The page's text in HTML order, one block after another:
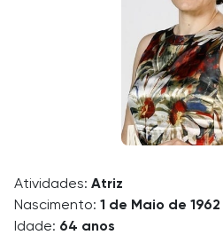
Atividades: Atriz
Nascimento: 1 de Maio de 1962
Idade: 64 anos